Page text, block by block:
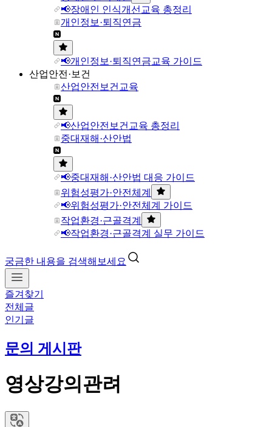
📢장애인 인식개선교육 총정리
개인정보·퇴직연금
📢개인정보·퇴직연금교육 가이드
산업안전·보건
산업안전보건교육
📢산업안전보건교육 총정리
중대재해·산안법
📢중대재해·산안법 대응 가이드
위험성평가·안전체계
📢위험성평가·안전체계 가이드
작업환경·근골격계
📢작업환경·근골격계 실무 가이드
궁금한 내용을 검색해보세요
즐겨찾기
전체글
인기글
문의 게시판
영상강의관려